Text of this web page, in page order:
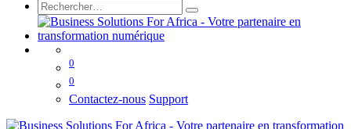
0
0
Contactez-nous Support